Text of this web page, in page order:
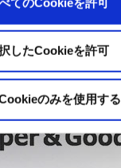
したCookieを許可
のみを使用する